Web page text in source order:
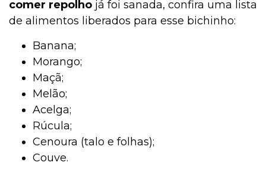
comer repolho já foi sanada, confira uma lista
de alimentos liberados para esse bichinho:
Banana;
Morango;
Maçã;
Melão;
Acelga;
Rúcula;
Cenoura (talo e folhas);
Couve.